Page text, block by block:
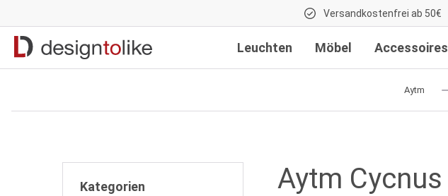
Versandkostenfrei ab 50€
Leuchten Möbel Accessoires
Aytm
Kategorien Aytm Cycnus